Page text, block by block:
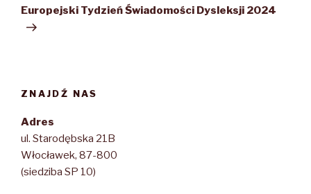
wpis
Europejski Tydzień Świadomości Dysleksji 2024
ZNAJDŹ NAS
Adres
ul. Starodębska 21B
Włocławek, 87-800
(siedziba SP 10)